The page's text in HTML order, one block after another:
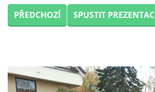
PŘEDCHOZÍ SPUSTIT